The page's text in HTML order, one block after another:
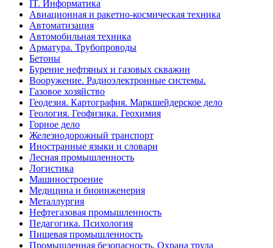
IT. Информатика
Авиационная и ракетно-космическая техника
Автоматизация
Автомобильная техника
Арматура. Трубопроводы
Бетоны
Бурение нефтяных и газовых скважин
Вооружение. Радиоэлектронные системы.
Газовое хозяйство
Геодезия. Картография. Маркшейдерское дело
Геология. Геофизика. Геохимия
Горное дело
Железнодорожный транспорт
Иностранные языки и словари
Лесная промышленность
Логистика
Машиностроение
Медицина и биоинженерия
Металлургия
Нефтегазовая промышленность
Педагогика. Психология
Пищевая промышленность
Промышленная безопасность. Охрана труда